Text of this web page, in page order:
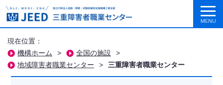
現在位置：
機構ホーム
> 全国の施設
>
地域障害者職業センター
> 三重障害者職業センター